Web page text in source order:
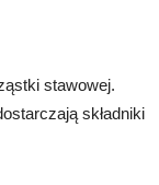
stawowej.
składniki